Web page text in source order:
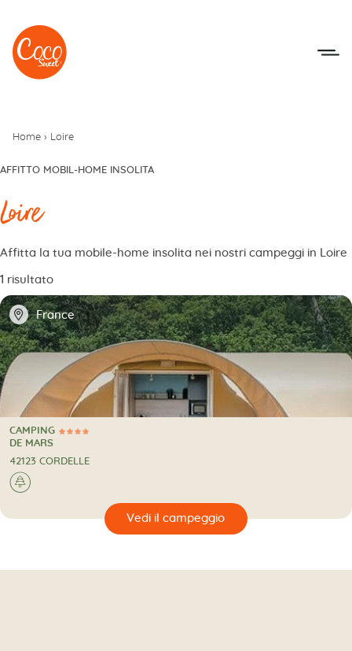
Vai al menu
Accedi al contenuto
Home › Loire
AFFITTO MOBIL-HOME INSOLITA
Loire
Affitta la tua mobile-home insolita nei nostri campeggi in Loire
1 risultato
📍 France
4 Stelle
CAMPING
CAMPING
DE MARS
42123 CORDELLE
🌲
🔍